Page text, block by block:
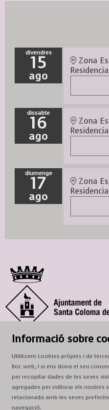
divendres
15
ago
Zona
dissabte
16
ago
Zona
diumenge
17
ago
Zona
© Ajuntament de Santa Coloma de
: de
Adreça: c. del Prat, 16, 17430 Santa
A/e:cultura@scf.cat
Informació sobre
Utilitzem cookies pròpies i de
lloc web, i si ens dona el seu
per recopilar dades de les seves
agregades per millorar els nostres
relacionada amb les seves
navegació.